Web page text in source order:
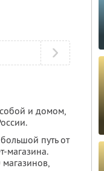
и домом,
путь от
магазина.